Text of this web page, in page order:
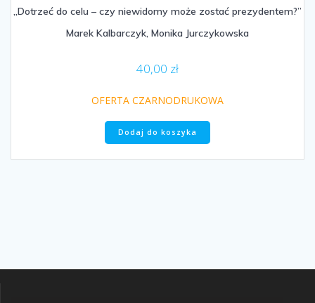
„Dotrzeć do celu – czy niewidomy może zostać prezydentem?”
Marek Kalbarczyk, Monika Jurczykowska
40,00 zł
OFERTA CZARNODRUKOWA
Dodaj do koszyka